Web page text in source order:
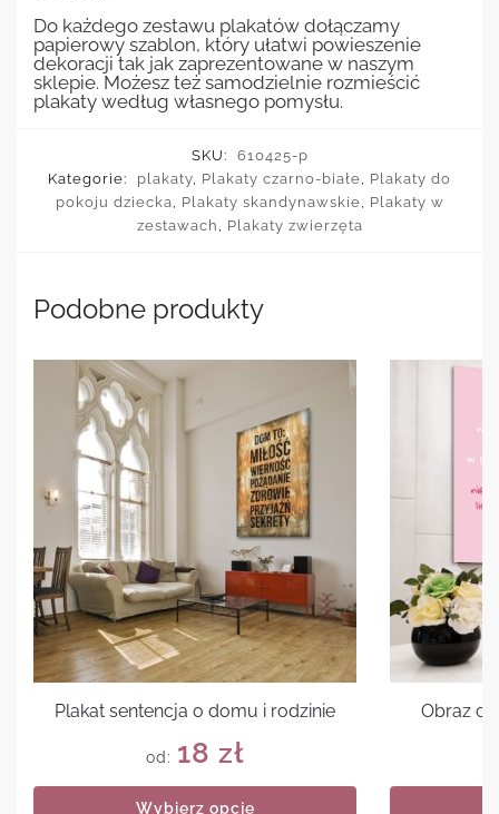
Do każdego zestawu plakatów dołączamy
papierowy szablon, który ułatwi powieszenie
dekoracji tak jak zaprezentowane w naszym
sklepie. Możesz też samodzielnie rozmieścić
plakaty według własnego pomysłu.
SKU:
610425-p
Kategorie:
plakaty Plakaty czarno-białe
Plakaty do
pokoju dziecka
Plakaty skandynawskie
Plakaty w
zestawach
Plakaty zwierzęta
Podobne produkty
Plakat sentencja o domu i rodzinie
od: 18 zł
Wybierz opcje
Obraz